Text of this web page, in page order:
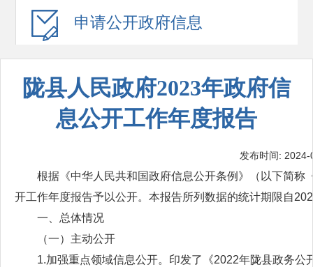
申请公开政府信息
陇县人民政府2023年政府信
息公开工作年度报告
发布时间:
根据《中华人民共和国政府信息公开条例》（以下简
开工作年度报告予以公开。本报告所列数据的统计期限自
一、总体情况
（一）主动公开
1.加强重点领域信息公开。印发了《2022年陇县政务